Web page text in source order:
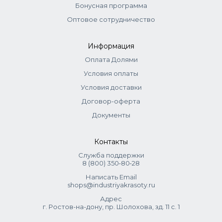
России их называют русыми) относятся к блондам.
Поэтому на упаковке может быть написано «блонд»,
русый, русый или светло-русый цвет. Это не ошибка, а
просто разница в системах обозначений. Приоритетной
информацией всегда считается номер красителя.
Бонусная программа
Оптовое сотрудничество
Информация
Оплата Долями
Условия оплаты
Условия доставки
Договор-оферта
Документы
Контакты
Служба поддержки
8 (800) 350‑80‑28
Написать Email
shops@industriyakrasoty.ru
Адрес
г. Ростов-на-дону, пр. Шолохова, зд. 11 с. 1